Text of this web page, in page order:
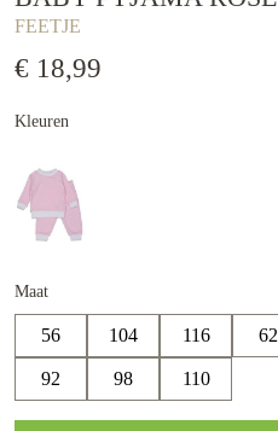
FEETJE
€ 18,99
Kleuren
Maat
56 104 116 62
92 98 110